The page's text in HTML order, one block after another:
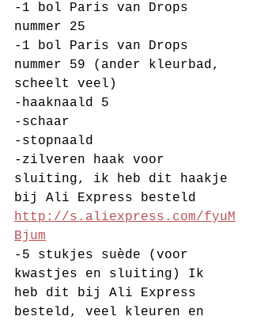
-1 bol Paris van Drops
nummer 25
-1 bol Paris van Drops
nummer 59 (ander kleurbad,
scheelt veel)
-haaknaald 5
-schaar
-stopnaald
-zilveren haak voor
sluiting, ik heb dit haakje
bij Ali Express besteld
http://s.aliexpress.com/fyuM
Bjum
-5 stukjes suède (voor
kwastjes en sluiting) Ik
heb dit bij Ali Express
besteld, veel kleuren en